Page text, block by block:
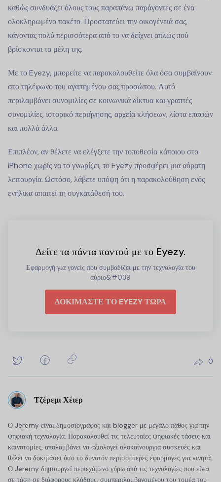
καθώς συνδυάζει όλους τους παραπάνω παράγοντες σε ένα
ολοκληρωμένο πακέτο. Προστατεύει την οικογένειά σας,
κάνοντας πολύ περισσότερα από το να δείχνει απλώς πού
βρίσκονται τα μέλη της.
Με το Eyezy, μπορείτε να παρακολουθείτε όλα όσα συμβαίνουν
στο τηλέφωνο του αγαπημένου σας προσώπου. Αυτό
περιλαμβάνει συνομιλίες σε κοινωνικά δίκτυα και γραπτές
συνομιλίες, ιστορικό περιήγησης, αρχεία κλήσεων, λίστα επαφών
και πολλά άλλα.
Επιπλέον, αν θέλετε να ελέγξετε την τοποθεσία κάποιου στο
iPhone χωρίς να το γνωρίζει, το Eyezy προσφέρει μια αόρατη
λειτουργία. Ωστόσο, λάβετε υπόψη ότι η παρακολούθηση ενός
ενήλικα απαιτεί τη συγκατάθεσή του.
Δείτε τα πάντα παντού με το Eyezy.
Εφαρμογή για γονείς που συμβαδίζει με την τεχνολογία του
αύριο&#039
ΔΟΚΙΜΑΣΤΕ ΤΟ EYEZY ΤΩΡΑ
0
Τζέρεμι Χέιερ
Ο Jeremy είναι δημοσιογράφος και blogger με μεγάλο πάθος για την
ψηφιακή τεχνολογία. Παρακολουθεί τις τελευταίες ψηφιακές τάσεις και
καινοτομίες, απολαμβάνει να αξιολογεί ολοκαίνουργια συσκευές και
θέλει να δοκιμάσει όσο το δυνατόν περισσότερες εφαρμογές για κινητά.
Ο Jeremy δημιουργεί περιεχόμενο γύρω από τις τεχνολογίες που είναι
σε τάση σε διάφορους κλάδους, συμπεριλαμβανομένου του τομέα του